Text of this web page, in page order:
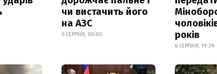
чи вистачить його
на АЗС
6 СЕРПНЯ, 06:00
років
6 СЕРПНЯ, 19:39